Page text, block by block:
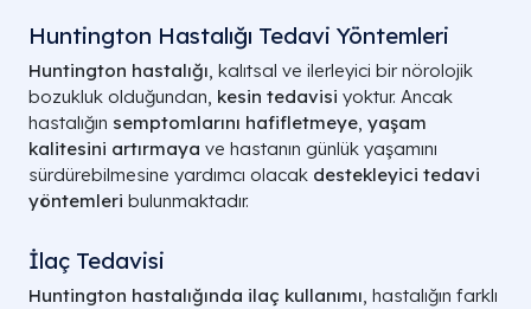
Huntington Hastalığı Tedavi Yöntemleri
Huntington hastalığı, kalıtsal ve ilerleyici bir nörolojik
bozukluk olduğundan, kesin tedavisi yoktur. Ancak
hastalığın semptomlarını hafifletmeye, yaşam
kalitesini artırmaya ve hastanın günlük yaşamını
sürdürebilmesine yardımcı olacak destekleyici tedavi
yöntemleri bulunmaktadır.
İlaç Tedavisi
Huntington hastalığında ilaç kullanımı, hastalığın farklı